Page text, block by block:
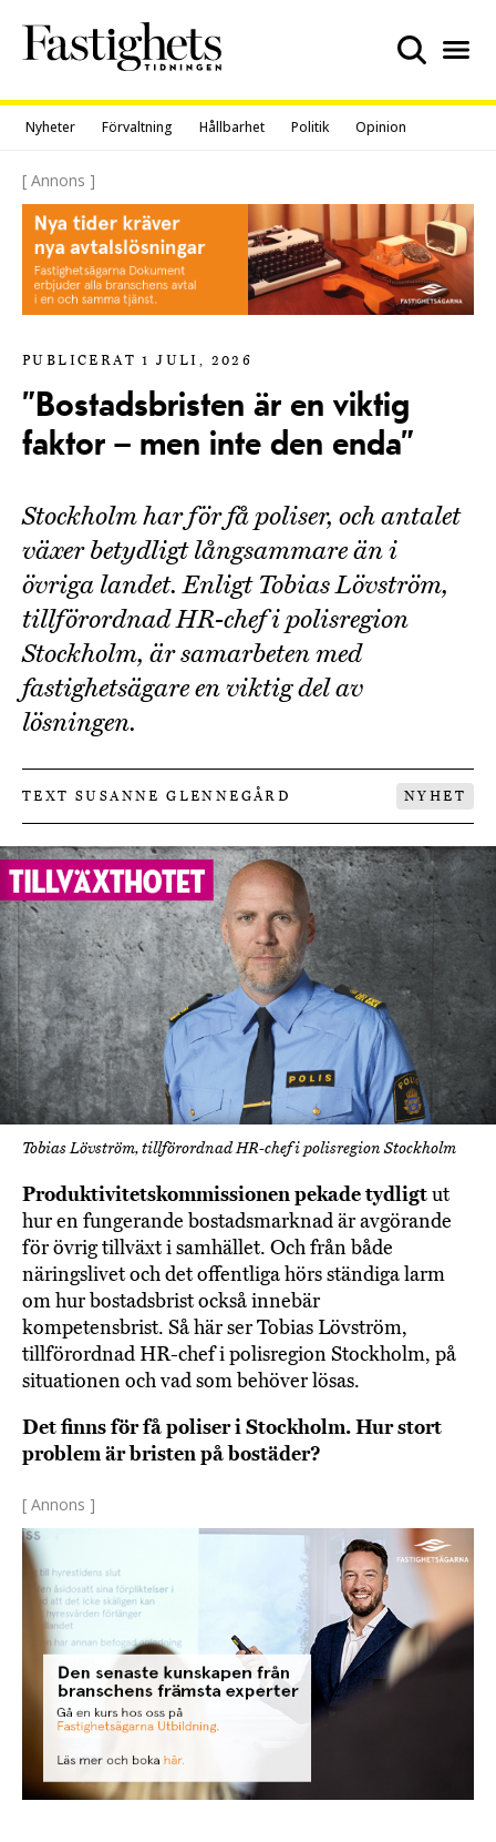
content
Nyheter Förvaltning Hållbarhet Politik Opinion
[ Annons ]
PUBLICERAT 1 JULI, 2026
”Bostadsbristen är en viktig
faktor – men inte den enda”
Stockholm har för få poliser, och antalet
växer betydligt långsammare än i
övriga landet. Enligt Tobias Lövström,
tillförordnad HR-chef i polisregion
Stockholm, är samarbeten med
fastighetsägare en viktig del av
lösningen.
TEXT SUSANNE GLENNEGÅRD NYHET
Tobias Lövström, tillförordnad HR-chef i polisregion Stockholm
Produktivitetskommissionen pekade tydligtut
hur en fungerande bostadsmarknad är avgörande
för övrig tillväxt i samhället. Och från både
näringslivet och det offentliga hörs ständiga larm
om hur bostadsbrist också innebär
kompetensbrist. Så här ser Tobias Lövström,
tillförordnad HR-chef i polisregion Stockholm, på
situationen och vad som behöver lösas.
Det finns för få poliser i Stockholm. Hur stort
problem är bristen på bostäder?
[ Annons ]